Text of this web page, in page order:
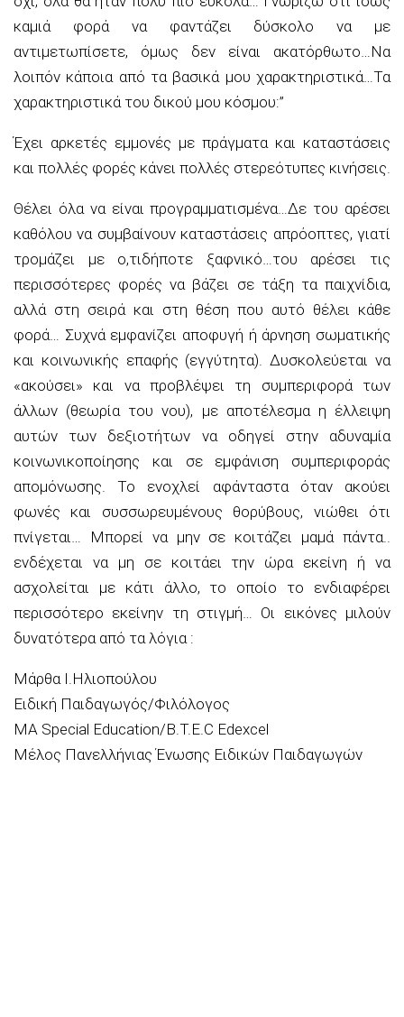
καμιά φορά να φαντάζει δύσκολο να με
αντιμετωπίσετε, όμως δεν είναι ακατόρθωτο…Να
λοιπόν κάποια από τα βασικά μου χαρακτηριστικά…Τα
χαρακτηριστικά του δικού μου κόσμου:”
Έχει αρκετές εμμονές με πράγματα και καταστάσεις
και πολλές φορές κάνει πολλές στερεότυπες κινήσεις.
Θέλει όλα να είναι προγραμματισμένα…Δε του αρέσει
καθόλου να συμβαίνουν καταστάσεις απρόοπτες, γιατί
τρομάζει με ο,τιδήποτε ξαφνικό…του αρέσει τις
περισσότερες φορές να βάζει σε τάξη τα παιχνίδια,
αλλά στη σειρά και στη θέση που αυτό θέλει κάθε
φορά… Συχνά εμφανίζει αποφυγή ή άρνηση σωματικής
και κοινωνικής επαφής (εγγύτητα). Δυσκολεύεται να
«ακούσει» και να προβλέψει τη συμπεριφορά των
άλλων (θεωρία του νου), με αποτέλεσμα η έλλειψη
αυτών των δεξιοτήτων να οδηγεί στην αδυναμία
κοινωνικοποίησης και σε εμφάνιση συμπεριφοράς
απομόνωσης. Το ενοχλεί αφάνταστα όταν ακούει
φωνές και συσσωρευμένους θορύβους, νιώθει ότι
πνίγεται… Μπορεί να μην σε κοιτάζει μαμά πάντα..
ενδέχεται να μη σε κοιτάει την ώρα εκείνη ή να
ασχολείται με κάτι άλλο, το οποίο το ενδιαφέρει
περισσότερο εκείνην τη στιγμή… Οι εικόνες μιλούν
δυνατότερα από τα λόγια :
Μάρθα Ι.Ηλιοπούλου
Ειδική Παιδαγωγός/Φιλόλογος
MA Special Education/B.T.E.C Edexcel
Μέλος Πανελλήνιας Ένωσης Ειδικών Παιδαγωγών